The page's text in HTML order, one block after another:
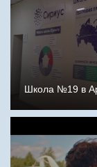
Школа №19 в